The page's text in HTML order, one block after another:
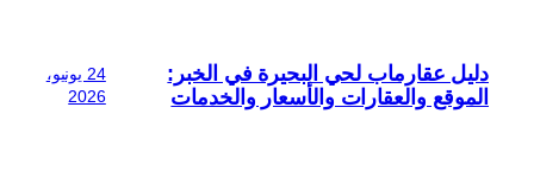
دليل عقارماب لحي البحيرة في الخبر:
الموقع والعقارات والأسعار والخدمات
24 يونيو،
2026